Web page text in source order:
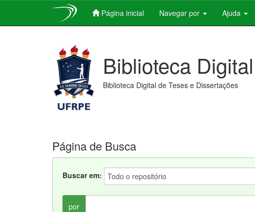
Página inicial Navegar por Ajuda
Biblioteca
Biblioteca Digital de Teses e Dissertações
Página de Busca
Buscar em:
por